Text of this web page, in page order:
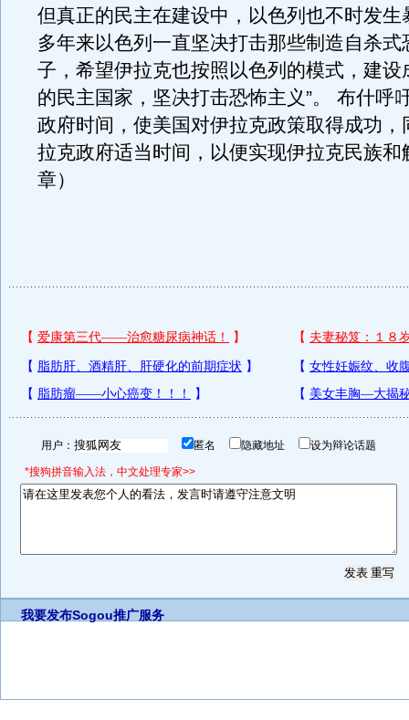
但真正的民主在建设中，以色列也不时发生
多年来以色列一直坚决打击那些制造自杀式
子，希望伊拉克也按照以色列的模式，建设
的民主国家，坚决打击恐怖主义”。 布什呼
政府时间，使美国对伊拉克政策取得成功，
拉克政府适当时间，以便实现伊拉克民族和
章）
用户： 匿名 隐藏地址 设为辩论话题
*搜狗拼音输入法，中文处理专家>>
我要发布Sogou推广服务